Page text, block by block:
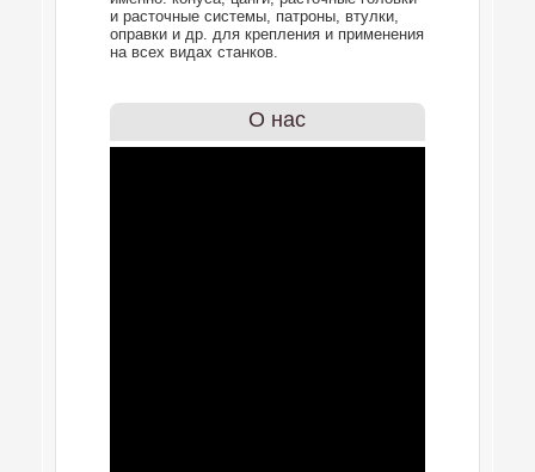
и расточные системы, патроны, втулки,
оправки и др. для крепления и применения
на всех видах станков.
О нас